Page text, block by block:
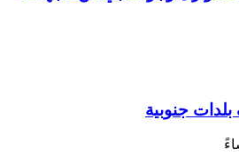
جنوبية